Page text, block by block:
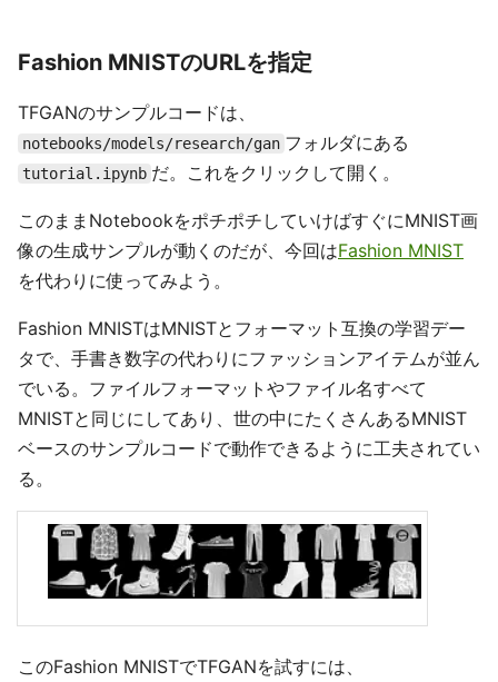
Fashion MNISTのURLを指定
TFGANのサンプルコードは、
notebooks/models/research/gan フォルダにある
tutorial.ipynb だ。これをクリックして開く。
このままNotebookをポチポチしていけばすぐにMNIST画
像の生成サンプルが動くのだが、今回はFashion MNIST
を代わりに使ってみよう。
Fashion MNISTはMNISTとフォーマット互換の学習デー
タで、手書き数字の代わりにファッションアイテムが並ん
でいる。ファイルフォーマットやファイル名すべて
MNISTと同じにしてあり、世の中にたくさんあるMNIST
ベースのサンプルコードで動作できるように工夫されてい
る。
このFashion MNISTでTFGANを試すには、